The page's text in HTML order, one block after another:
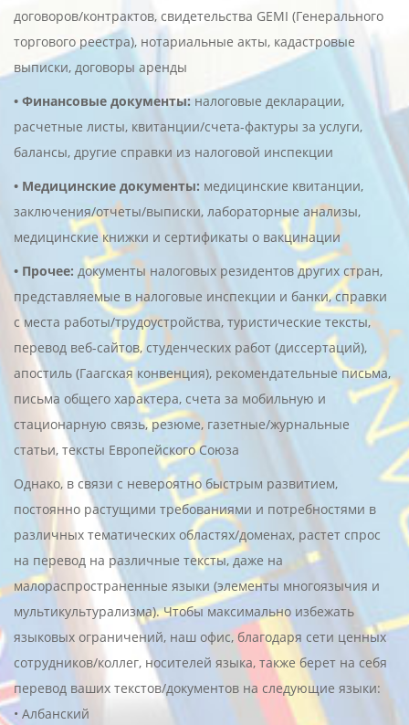
договоров/контрактов, свидетельства GEMI (Генерального
торгового реестра), нотариальные акты, кадастровые
выписки, договоры аренды
• Финансовые документы:налоговые декларации,
расчетные листы, квитанции/счета-фактуры за услуги,
балансы, другие справки из налоговой инспекции
• Медицинские документы: медицинские квитанции,
заключения/отчеты/выписки, лабораторные анализы,
медицинские книжки и сертификаты о вакцинации
• Прочее: документы налоговых резидентов других стран,
представляемые в налоговые инспекции и банки, справки
с места работы/трудоустройства, туристические тексты,
перевод веб-сайтов, студенческих работ (диссертаций),
апостиль (Гаагская конвенция), рекомендательные письма,
письма общего характера, счета за мобильную и
стационарную связь, резюме, газетные/журнальные
статьи, тексты Европейского Союза
Однако, в связи с невероятно быстрым развитием,
постоянно растущими требованиями и потребностями в
различных тематических областях/доменах, растет спрос
на перевод на различные тексты, даже на
малораспространенные языки (элементы многоязычия и
мультикультурализма). Чтобы максимально избежать
языковых ограничений, наш офис, благодаря сети ценных
сотрудников/коллег, носителей языка, также берет на себя
перевод ваших текстов/документов на следующие языки:
• Албанский